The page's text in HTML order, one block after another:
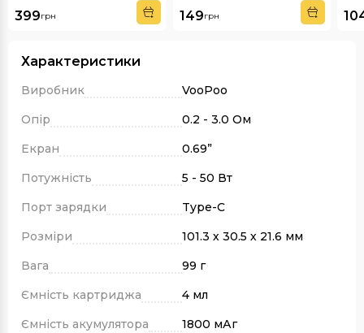
399грн 149грн
Характеристики
Виробник
VooPoo
Опір
0.2 - 3.0 Ом
Екран
0.69”
Потужність
5 - 50 Вт
Порт зарядки
Type-C
Розміри
101.3 х 30.5 х 21.6 мм
Вага
99 г
Ємність картриджа
4 мл
Ємність акумулятора
1800 мАг